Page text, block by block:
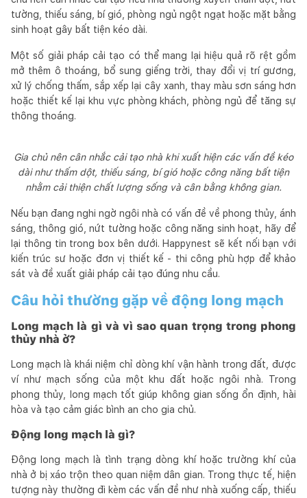
tường, thiếu sáng, bí gió, phòng ngủ ngột ngạt hoặc mặt bằng
sinh hoạt gây bất tiện kéo dài.
Một số giải pháp cải tạo có thể mang lại hiệu quả rõ rệt gồm
mở thêm ô thoáng, bổ sung giếng trời, thay đổi vị trí gương,
xử lý chống thấm, sắp xếp lại cây xanh, thay màu sơn sáng hơn
hoặc thiết kế lại khu vực phòng khách, phòng ngủ để tăng sự
thông thoáng.
Gia chủ nên cân nhắc cải tạo nhà khi xuất hiện các vấn đề kéo
dài như thấm dột, thiếu sáng, bí gió hoặc công năng bất tiện
nhằm cải thiện chất lượng sống và cân bằng không gian.
Nếu bạn đang nghi ngờ ngôi nhà có vấn đề về phong thủy, ánh
sáng, thông gió, nứt tường hoặc công năng sinh hoạt, hãy để
lại thông tin trong box bên dưới. Happynest sẽ kết nối bạn với
kiến trúc sư hoặc đơn vị thiết kế - thi công phù hợp để khảo
sát và đề xuất giải pháp cải tạo đúng nhu cầu.
Câu hỏi thường gặp về động long mạch
Long mạch là gì và vì sao quan trọng trong phong
thủy nhà ở?
Long mạch là khái niệm chỉ dòng khí vận hành trong đất, được
ví như mạch sống của một khu đất hoặc ngôi nhà. Trong
phong thủy, long mạch tốt giúp không gian sống ổn định, hài
hòa và tạo cảm giác bình an cho gia chủ.
Động long mạch là gì?
Động long mạch là tình trạng dòng khí hoặc trường khí của
nhà ở bị xáo trộn theo quan niệm dân gian. Trong thực tế, hiện
tượng này thường đi kèm các vấn đề như nhà xuống cấp, thiếu